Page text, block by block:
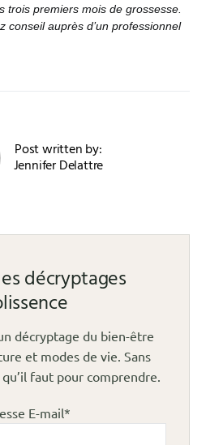
trois premiers mois de grossesse.
conseil auprès d’un professionnel
Post written by:
Jennifer Delattre
décryptages
décryptage du bien-être
et modes de vie. Sans
faut pour comprendre.
E-mail*